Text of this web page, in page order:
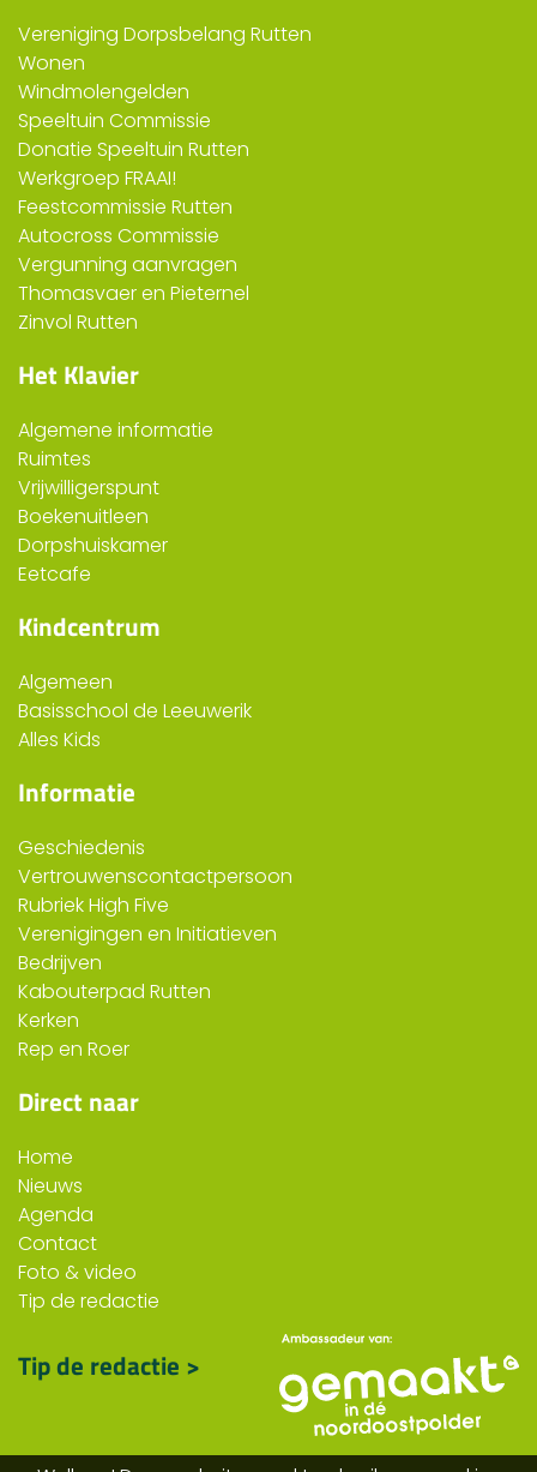
Vereniging Dorpsbelang Rutten
Wonen
Windmolengelden
Speeltuin Commissie
Donatie Speeltuin Rutten
Werkgroep FRAAI!
Feestcommissie Rutten
Autocross Commissie
Vergunning aanvragen
Thomasvaer en Pieternel
Zinvol Rutten
Het Klavier
Algemene informatie
Ruimtes
Vrijwilligerspunt
Boekenuitleen
Dorpshuiskamer
Eetcafe
Kindcentrum
Algemeen
Basisschool de Leeuwerik
Alles Kids
Informatie
Geschiedenis
Vertrouwenscontactpersoon
Rubriek High Five
Verenigingen en Initiatieven
Bedrijven
Kabouterpad Rutten
Kerken
Rep en Roer
Direct naar
Home
Nieuws
Agenda
Contact
Foto & video
Tip de redactie
Tip de redactie >